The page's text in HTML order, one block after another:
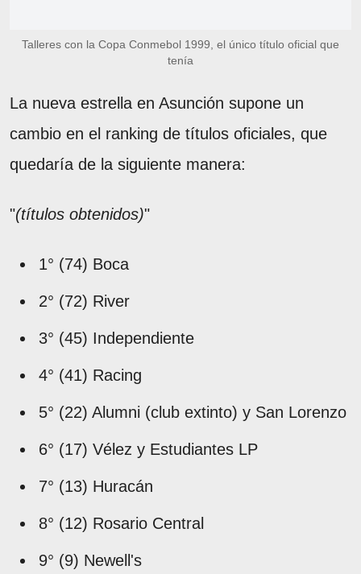
Talleres con la Copa Conmebol 1999, el único título oficial que
tenía
La nueva estrella en Asunción supone un
cambio en el ranking de títulos oficiales, que
quedaría de la siguiente manera:
"(títulos obtenidos)"
1° (74) Boca
2° (72) River
3° (45) Independiente
4° (41) Racing
5° (22) Alumni (club extinto) y San Lorenzo
6° (17) Vélez y Estudiantes LP
7° (13) Huracán
8° (12) Rosario Central
9° (9) Newell's